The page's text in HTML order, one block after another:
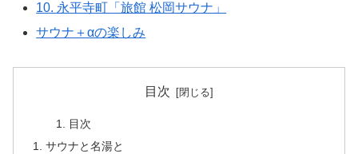
10. 永平寺町「​旅館 松岡サウナ」
サウナ＋αの楽しみ
目次
目次
サウナと名湯と